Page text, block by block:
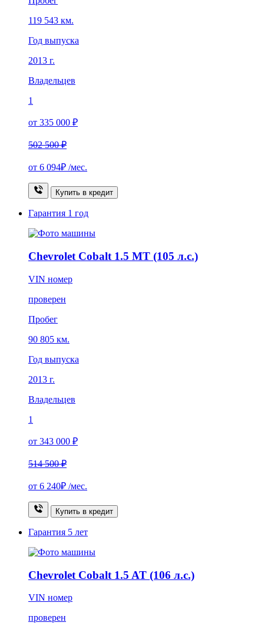
119 543 км.
Год выпуска
2013 г.
Владельцев
1
от 335 000 ₽
502 500 ₽
от 6 094₽ /мес.
Купить в кредит
Гарантия 1 год
Chevrolet Cobalt 1.5 MT (105 л.с.)
VIN номер
проверен
Пробег
90 805 км.
Год выпуска
2013 г.
Владельцев
1
от 343 000 ₽
514 500 ₽
от 6 240₽ /мес.
Купить в кредит
Гарантия 5 лет
Chevrolet Cobalt 1.5 AT (106 л.с.)
VIN номер
проверен